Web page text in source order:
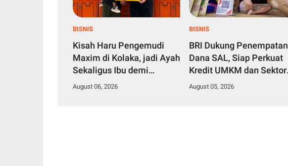
BISNIS
Kisah Haru Pengemudi
Maxim di Kolaka, jadi Ayah
Sekaligus Ibu demi
Membesarkan Anak Balita
August 06, 2026
BISNIS
BRI Dukung Penempatan
Dana SAL, Siap Perkuat
Kredit UMKM dan Sektor
Produktif
August 05, 2026